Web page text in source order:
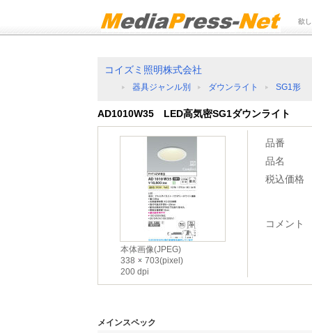
欲
コイズミ照明株式会社
器具ジャンル別 ダウンライト SG1形
AD1010W35 LED高気密SG1ダウンライト
本体画像(JPEG)
338
703(pixel)
200 dpi
品番
品名
税込価格
コメント
メインスペック